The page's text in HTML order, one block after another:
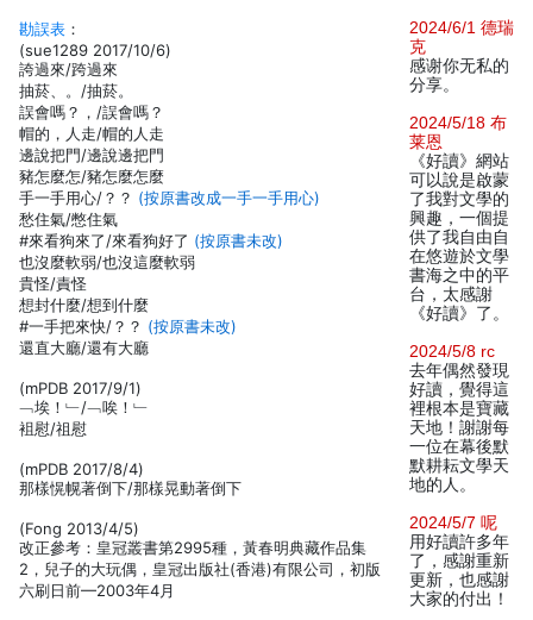
勘誤表 ：
(sue1289 2017/10/6)
誇過來/跨過來
抽菸、。/抽菸。
誤會嗎？，/誤會嗎？
帽的，人走/帽的人走
邊說把門/邊說邊把門
豬怎麼怎/豬怎麼怎麼
手一手用心/？？ (按原書改成一手一手用心)
愁住氣/憋住氣
#來看狗來了/來看狗好了 (按原書未改)
也沒麼軟弱/也沒這麼軟弱
貴怪/責怪
想封什麼/想到什麼
#一手把來快/？？ (按原書未改)
還直大廳/還有大廳
(mPDB 2017/9/1)
﹁埃！﹂/﹁唉！﹂
袓慰/祖慰
(mPDB 2017/8/4)
那樣愰幌著倒下/那樣晃動著倒下
(Fong 2013/4/5)
改正參考：皇冠叢書第2995種，黃春明典藏作品集
2，兒子的大玩偶，皇冠出版社(香港)有限公司，初版
六刷日前—2003年4月
2024/6/1 德瑞
克
感谢你无私的
分享。
2024/5/18 布
莱恩
《好讀》網站
可以說是啟蒙
了我對文學的
興趣，一個提
供了我自由自
在悠遊於文學
書海之中的平
台，太感謝
《好讀》了。
2024/5/8 rc
去年偶然發現
好讀，覺得這
裡根本是寶藏
天地！謝謝每
一位在幕後默
默耕耘文學天
地的人。
2024/5/7 呢
用好讀許多年
了，感謝重新
更新，也感謝
大家的付出！